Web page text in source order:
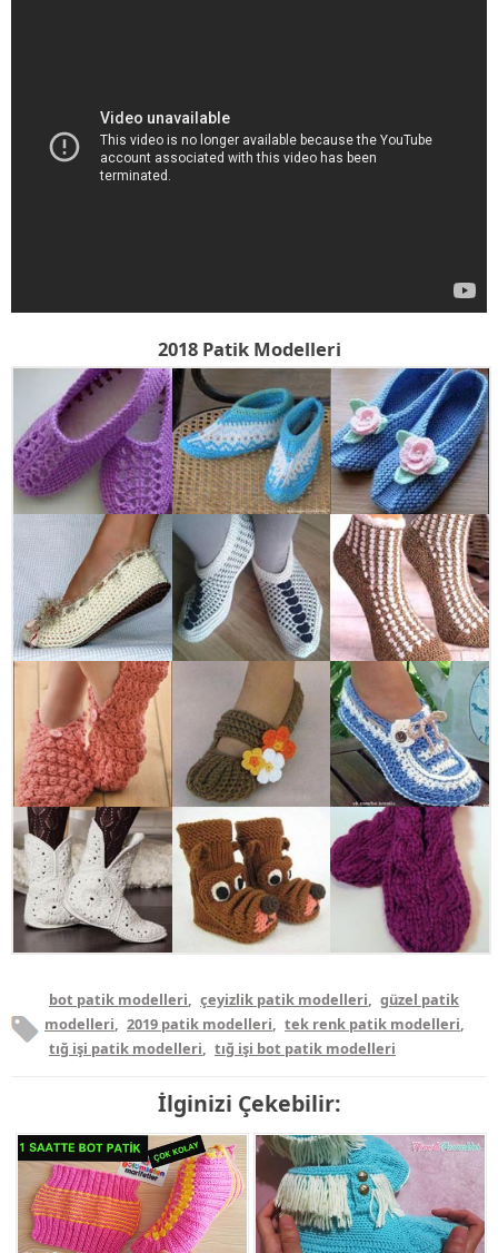
2018 Patik Modelleri
bot patik modelleri, çeyizlik patik modelleri, güzel patik
modelleri, 2019 patik modelleri, tek renk patik modelleri,
tığ işi patik modelleri, tığ işi bot patik modelleri
İlginizi Çekebilir: